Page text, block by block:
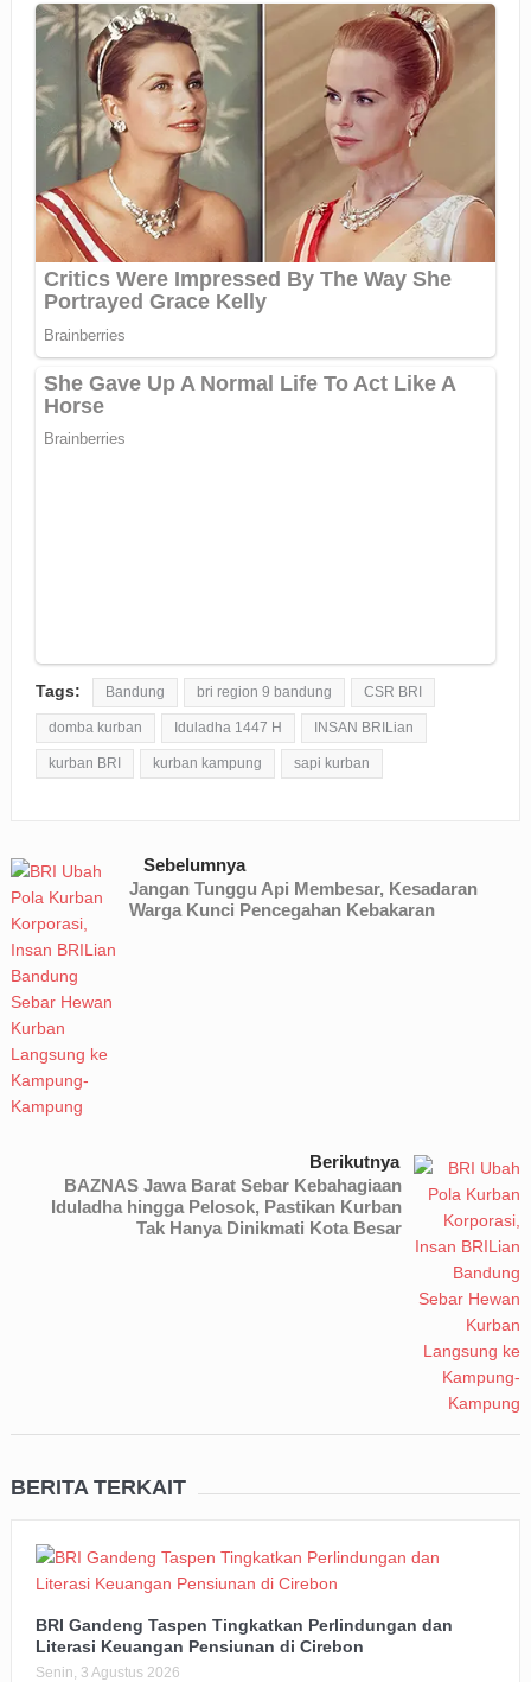
Tags: Bandung bri region 9 bandung CSR BRI
domba kurban Iduladha 1447 H INSAN BRILian
kurban BRI kurban kampung sapi kurban
Sebelumnya
Jangan Tunggu Api Membesar, Kesadaran
Warga Kunci Pencegahan Kebakaran
Berikutnya
BAZNAS Jawa Barat Sebar Kebahagiaan
Iduladha hingga Pelosok, Pastikan Kurban
Tak Hanya Dinikmati Kota Besar
BERITA TERKAIT
BRI Gandeng Taspen Tingkatkan Perlindungan dan
Literasi Keuangan Pensiunan di Cirebon
Senin, 3 Agustus 2026